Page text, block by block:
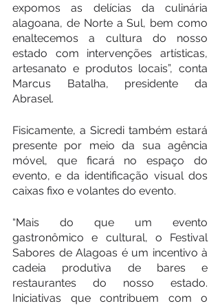
expomos as delícias da culinária
alagoana, de Norte a Sul, bem como
enaltecemos a cultura do nosso
estado com intervenções artísticas,
artesanato e produtos locais”, conta
Marcus Batalha, presidente da
Abrasel.
Fisicamente, a Sicredi também estará
presente por meio da sua agência
móvel, que ficará no espaço do
evento, e da identificação visual dos
caixas fixo e volantes do evento.
“Mais do que um evento
gastronômico e cultural, o Festival
Sabores de Alagoas é um incentivo à
cadeia produtiva de bares e
restaurantes do nosso estado.
Iniciativas que contribuem com o